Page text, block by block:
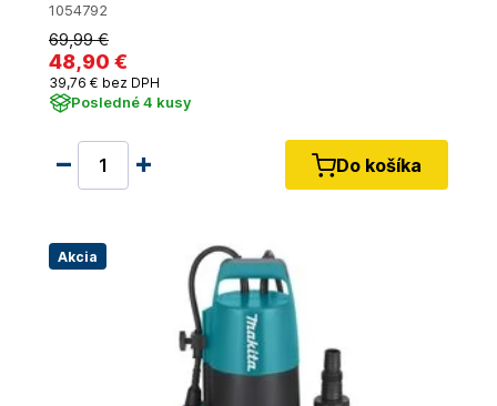
1054792
69,99 €
48,90 €
39,76 € bez DPH
Posledné 4 kusy
Do košíka
Akcia